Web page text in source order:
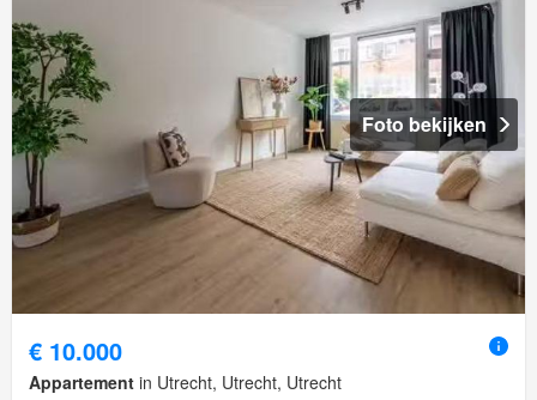
Foto bekijken
€ 10.000
Appartement in Utrecht, Utrecht, Utrecht